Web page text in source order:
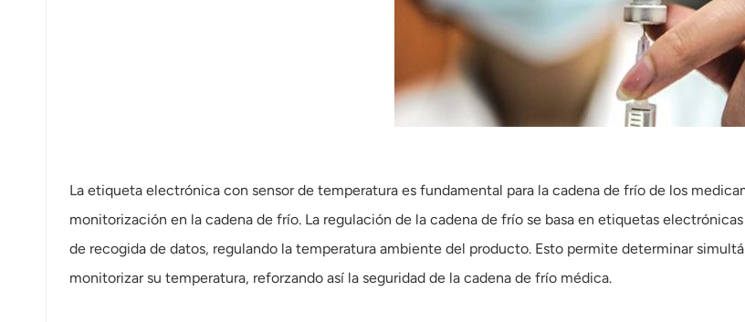
La etiqueta electrónica con sensor de temperatura es fundamental para la cadena de frío de los
monitorización en la cadena de frío. La regulación de la cadena de frío se basa en etiquetas
de recogida de datos, regulando la temperatura ambiente del producto. Esto permite determinar
monitorizar su temperatura, reforzando así la seguridad de la cadena de frío médica.